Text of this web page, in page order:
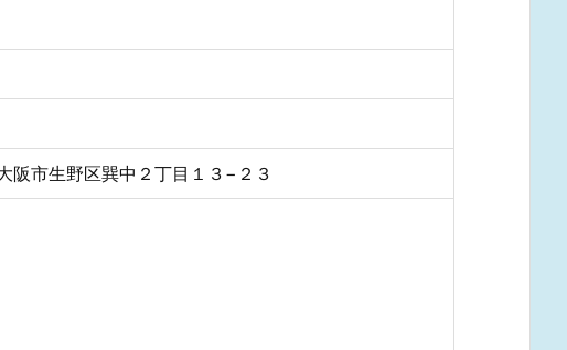
阪市生野区巽中２丁目１３−２３